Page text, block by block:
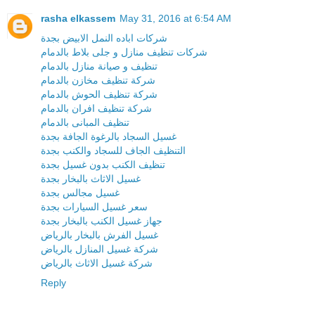
rasha elkassem May 31, 2016 at 6:54 AM
شركات اباده النمل الابيض بجدة
شركات تنظيف منازل و جلى بلاط بالدمام
تنظيف و صيانة منازل بالدمام
شركة تنظيف مخازن بالدمام
شركة تنظيف الحوش بالدمام
شركة تنظيف افران بالدمام
تنظيف المبانى بالدمام
غسيل السجاد بالرغوة الجافة بجدة
التنظيف الجاف للسجاد والكنب بجدة
تنظيف الكنب بدون غسيل بجدة
غسيل الاثاث بالبخار بجدة
غسيل مجالس بجدة
سعر غسيل السيارات بجدة
جهاز غسيل الكنب بالبخار بجدة
غسيل الفرش بالبخار بالرياض
شركة غسيل المنازل بالرياض
شركة غسيل الاثاث بالرياض
Reply